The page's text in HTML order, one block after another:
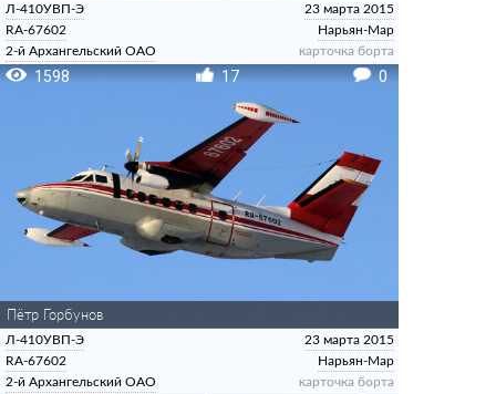
Л-410УВП-Э
RA-67602
2-й Архангельский ОАО
23 марта 2015
Нарьян-Мар
карточка борта
1598 17 0
Пётр Горбунов
Л-410УВП-Э
RA-67602
2-й Архангельский ОАО
23 марта 2015
Нарьян-Мар
карточка борта